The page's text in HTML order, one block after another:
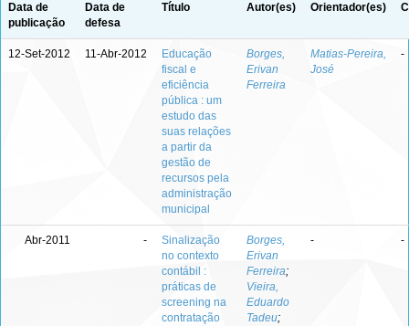
Data de
publicação
Data de
defesa
Título Autor(es) Orientador(es)
12-Set-2012 11-Abr-2012
Educação
fiscal e
eficiência
pública : um
estudo das
suas relações
a partir da
gestão de
recursos pela
administração
municipal
Borges,
Erivan
Ferreira
Matias-Pereira,
José
-
Abr-2011 -
Sinalização
no contexto
contábil :
práticas de
screening na
contratação
Borges,
Erivan
Ferreira;
Vieira,
Eduardo
Tadeu;
- -